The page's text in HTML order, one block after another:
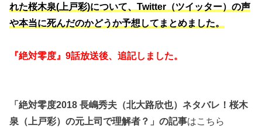
れた桜木泉(上戸彩)について、Twitter（ツイッター）の声
や本当に死んだのかどうか予想してまとめました。
『絶対零度』9話放送後、追記しました。
「絶対零度2018 長嶋秀夫（北大路欣也）ネタバレ！桜木
泉（上戸彩）の元上司で理解者？」の記事はこちら